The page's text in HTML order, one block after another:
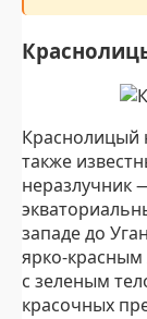
Краснолицый
также
неразлучник
западе до
ярко-
с зеленым
красочных